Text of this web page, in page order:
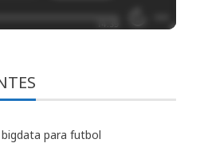
para futbol